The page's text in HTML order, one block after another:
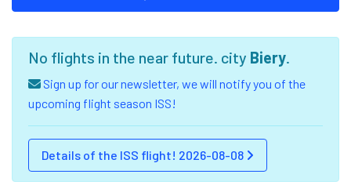
No flights in the near future. city Biery.
Sign up for our newsletter, we will notify you of the
upcoming flight season ISS!
Details of the ISS flight! 2026-08-08